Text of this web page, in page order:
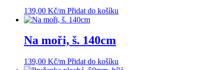
139,00 Kč/m Přidat do košíku
Na moři, š. 140cm
139,00 Kč/m Přidat do košíku